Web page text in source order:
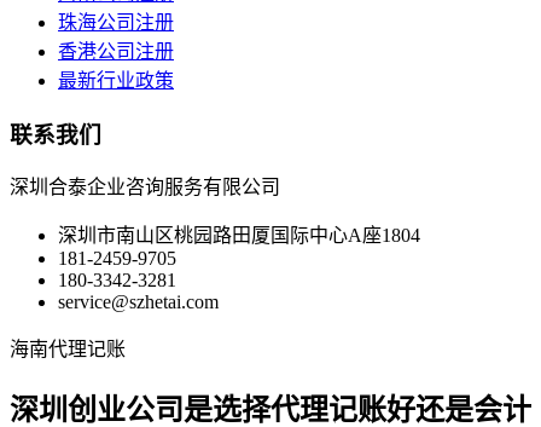
珠海公司注册
香港公司注册
最新行业政策
联系我们
深圳合泰企业咨询服务有限公司
深圳市南山区桃园路田厦国际中心A座1804
181-2459-9705
180-3342-3281
service@szhetai.com
海南代理记账
深圳创业公司是选择代理记账好还是会计